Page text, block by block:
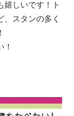
嬉しいです！ト
、スタンの多く